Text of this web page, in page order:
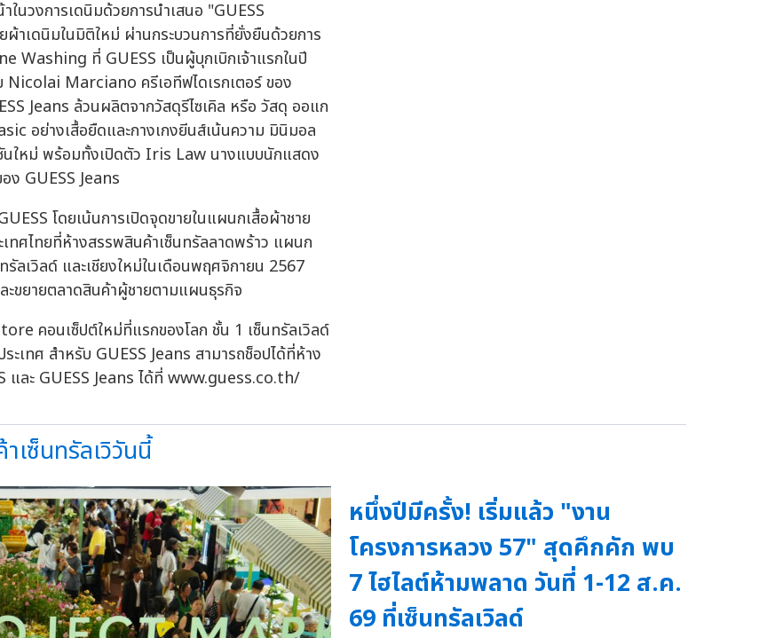
นวงการเดนิมด้วยการนำเสนอ "GUESS
าเดนิมในมิติใหม่ ผ่านกระบวนการที่ยั่งยืนด้วยการ
Washing ที่ GUESS เป็นผู้บุกเบิกเจ้าแรกในปี
Marciano ครีเอทีฟไดเรกเตอร์ ของ
Jeans ล้วนผลิตจากวัสดุรีไซเคิล หรือ วัสดุ ออแก
อย่างเสื้อยืดและกางเกงยีนส์เน้นความ มินิมอล
ชันใหม่ พร้อมทั้งเปิดตัว Iris Law นางแบบนักแสดง
ง GUESS Jeans
โดยเน้นการเปิดจุดขายในแผนกเสื้อผ้าชาย
ทศไทยที่ห้างสรรพสินค้าเซ็นทรัลลาดพร้าว แผนก
ลเวิลด์ และเชียงใหม่ในเดือนพฤศจิกายน 2567
ะขยายตลาดสินค้าผู้ชายตามแผนธุรกิจ
คอนเซ็ปต์ใหม่ที่แรกของโลก ชั้น 1 เซ็นทรัลเวิลด์
เทศ สำหรับ GUESS Jeans สามารถช็อปได้ที่ห้าง
และ GUESS Jeans ได้ที่ www.guess.co.th/
เซ็นทรัลเวิวันนี้
หนึ่งปีมีครั้ง! เริ่มแล้ว "งาน
โครงการหลวง 57" สุดคึกคัก พบ
7 ไฮไลต์ห้ามพลาด วันที่ 1-12 ส.ค.
69 ที่เซ็นทรัลเวิลด์